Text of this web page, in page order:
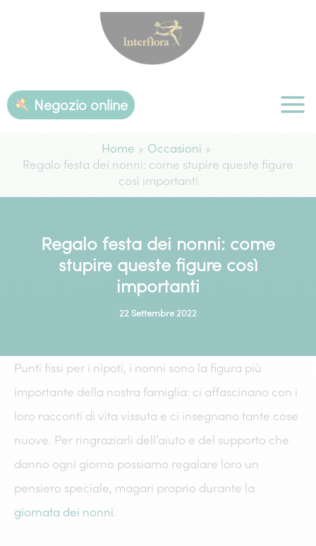
Negozio online
Home
Occasioni
Regalo festa dei nonni: come stupire queste figure
così importanti
Regalo festa dei nonni: come
stupire queste figure così
importanti
22 Settembre 2022
Punti fissi per i nipoti, i nonni sono la figura più
importante della nostra famiglia: ci affascinano con i
loro racconti di vita vissuta e ci insegnano tante cose
nuove. Per ringraziarli dell’aiuto e del supporto che
danno ogni giorno possiamo regalare loro un
pensiero speciale, magari proprio durante la
giornata dei nonni.